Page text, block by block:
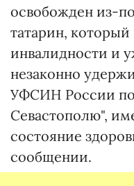
освобожден из-
татарин,
инвалидности и
незаконно
УФСИН России
Севастополю",
состояние
сообщении.